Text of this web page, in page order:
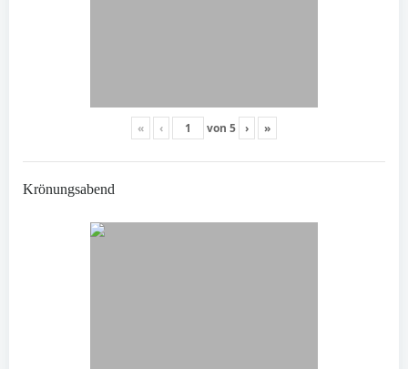
« ‹ von 5 › »
Krönungsabend